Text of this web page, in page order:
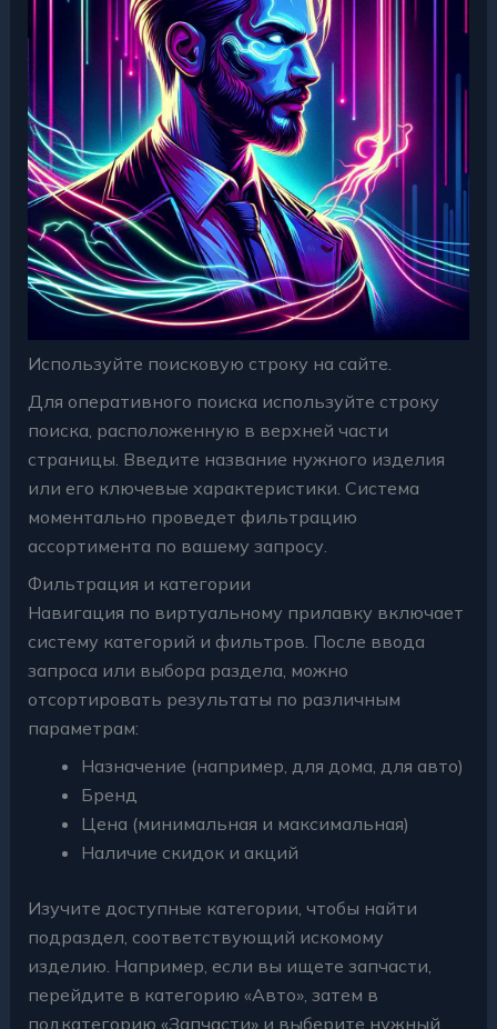
Используйте поисковую строку на сайте.
Для оперативного поиска используйте строку
поиска, расположенную в верхней части
страницы. Введите название нужного изделия
или его ключевые характеристики. Система
моментально проведет фильтрацию
ассортимента по вашему запросу.
Фильтрация и категории
Навигация по виртуальному прилавку включает
систему категорий и фильтров. После ввода
запроса или выбора раздела, можно
отсортировать результаты по различным
параметрам:
Назначение (например, для дома, для авто)
Бренд
Цена (минимальная и максимальная)
Наличие скидок и акций
Изучите доступные категории, чтобы найти
подраздел, соответствующий искомому
изделию. Например, если вы ищете запчасти,
перейдите в категорию «Авто», затем в
подкатегорию «Запчасти» и выберите нужный